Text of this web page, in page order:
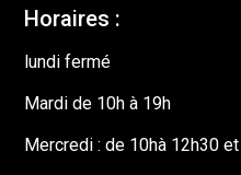
Horaires :
lundi fermé
Mardi de 10h à 19h
Mercredi : de 10hà 12h30